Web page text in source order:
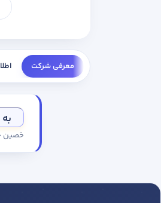
معرفی شرکت
حَصین حاسب — بیش